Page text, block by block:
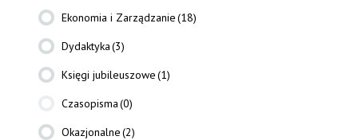
Ekonomia i Zarządzanie(18)
Dydaktyka(3)
Księgi jubileuszowe(1)
Czasopisma(0)
Okazjonalne(2)